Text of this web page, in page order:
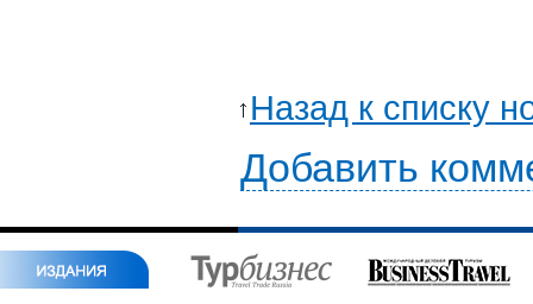
Назад к списку
Добавить